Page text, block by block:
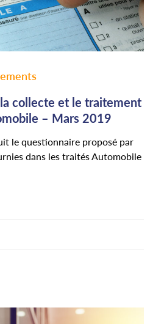
collecte et le traitement
– Mars 2019
le questionnaire proposé par
dans les traités Automobile